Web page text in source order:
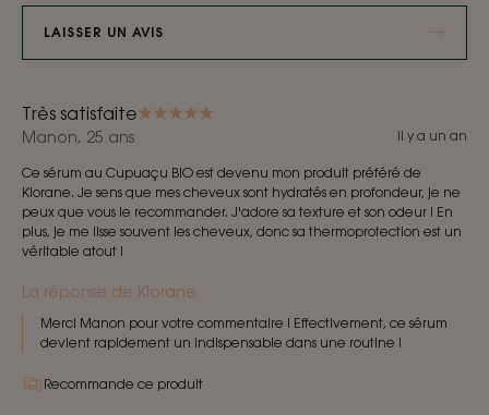
LAISSER UN AVIS
Très satisfaite
Manon, 25 ans Il y a un an
Ce sérum au Cupuaçu BIO est devenu mon produit préféré de
Klorane. Je sens que mes cheveux sont hydratés en profondeur, je ne
peux que vous le recommander. J'adore sa texture et son odeur ! En
plus, je me lisse souvent les cheveux, donc sa thermoprotection est un
véritable atout !
La réponse de Klorane
Merci Manon pour votre commentaire ! Effectivement, ce sérum
devient rapidement un indispensable dans une routine !
Recommande ce produit